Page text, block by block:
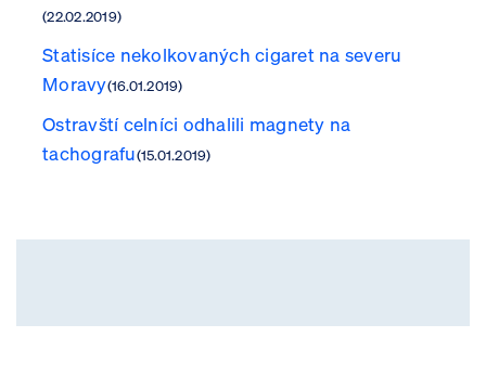
(22.02.2019)
Statisíce nekolkovaných cigaret na severu
Moravy(16.01.2019)
Ostravští celníci odhalili magnety na
tachografu(15.01.2019)